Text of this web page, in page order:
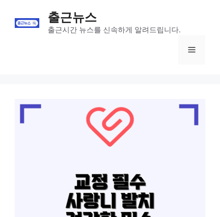
content
출근뉴스
출근시간 뉴스를 신속하게 알려드립니다.
Menu